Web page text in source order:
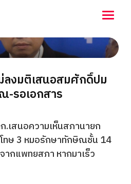
ลงมติเสนอสมศักดิ์ปม
รอเอกสาร
.เสนอความเห็นสภานายก
ทษ 3 หมอรักษาทักษิณชั้น 14
ากแพทยสภา หากมาเร็ว